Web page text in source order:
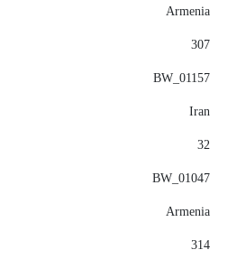
Armenia
307
BW_01157
Iran
32
BW_01047
Armenia
314